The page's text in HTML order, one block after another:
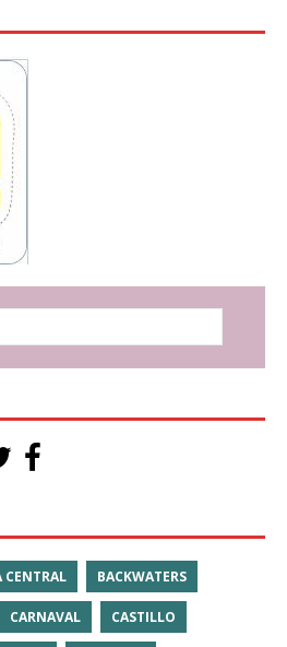
CENTRAL BACKWATERS
CARNAVAL CASTILLO